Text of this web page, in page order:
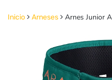
Inicio Arneses Arnes Junior